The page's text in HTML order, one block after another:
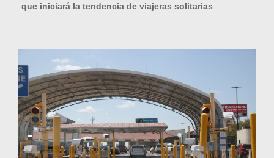
que iniciará la tendencia de viajeras solitarias